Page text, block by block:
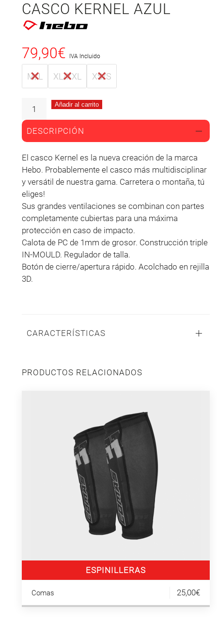
CASCO KERNEL AZUL
79,90€ IVA Incluido
M/L XL/XXL XS/S
Añadir al carrito
DESCRIPCIÓN
El casco Kernel es la nueva creación de la marca
Hebo. Probablemente el casco más multidisciplinar
y versátil de nuestra gama. Carretera o montaña, tú
eliges!
Sus grandes ventilaciones se combinan con partes
completamente cubiertas para una máxima
protección en caso de impacto.
Calota de PC de 1mm de grosor. Construcción triple
IN-MOULD. Regulador de talla.
Botón de cierre/apertura rápido. Acolchado en rejilla
3D.
CARACTERÍSTICAS
PRODUCTOS RELACIONADOS
ESPINILLERAS
Comas 25,00€